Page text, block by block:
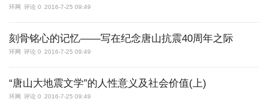
环网 评论 0 2016-7-25 09:49
刻骨铭心的记忆——写在纪念唐山抗震40周年之际
环网 评论 0 2016-7-25 09:49
“唐山大地震文学”的人性意义及社会价值(上)
环网 评论 0 2016-7-25 09:49